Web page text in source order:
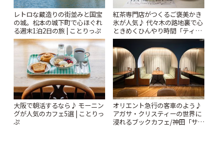
レトロな蔵造りの街並みと国宝
の城。松本の城下町で心ほぐれ
る週末1泊2日の旅 | ことりっぷ
紅茶専門店がつくるご褒美かき
氷が人気♪ 代々木の路地裏で心
ときめくひんやり時間「ティー
スイーツ ラボ コンテナート」 |
ことりっぷ
大阪で朝活するなら♪ モーニン
グが人気のカフェ5選 | ことりっ
ぷ
オリエント急行の客車のよう♪
アガサ・クリスティーの世界に
浸れるブックカフェ/神田「サロ